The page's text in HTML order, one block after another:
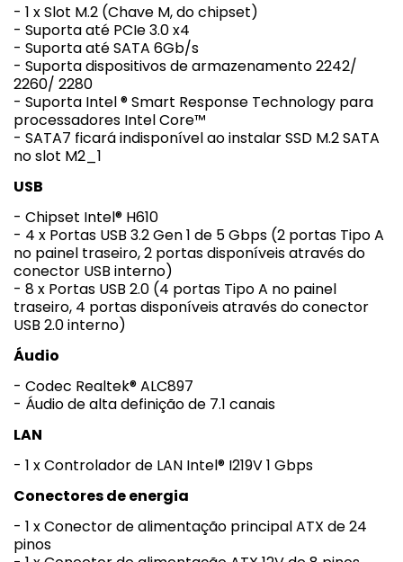
- 1 x Slot M.2 (Chave M, do chipset)
- Suporta até PCIe 3.0 x4
- Suporta até SATA 6Gb/s
- Suporta dispositivos de armazenamento 2242/
2260/ 2280
- Suporta Intel ® Smart Response Technology para
processadores Intel Core™
- SATA7 ficará indisponível ao instalar SSD M.2 SATA
no slot M2_1
USB
- Chipset Intel® H610
- 4 x Portas USB 3.2 Gen 1 de 5 Gbps (2 portas Tipo A
no painel traseiro, 2 portas disponíveis através do
conector USB interno)
- 8 x Portas USB 2.0 (4 portas Tipo A no painel
traseiro, 4 portas disponíveis através do conector
USB 2.0 interno)
Áudio
- Codec Realtek® ALC897
- Áudio de alta definição de 7.1 canais
LAN
- 1 x Controlador de LAN Intel® I219V 1 Gbps
Conectores de energia
- 1 x Conector de alimentação principal ATX de 24
pinos